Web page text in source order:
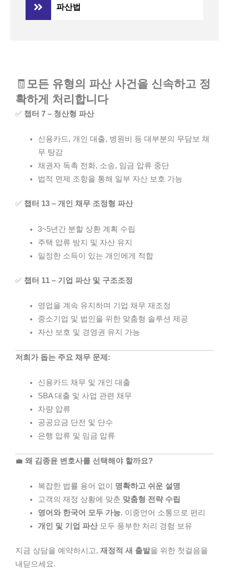
파산법
🧾 모든 유형의 파산 사건을 신속하고 정
확하게 처리합니다
✅ 챕터 7 – 청산형 파산
신용카드, 개인 대출, 병원비 등 대부분의 무담보 채
무 탕감
채권자 독촉 전화, 소송, 임금 압류 중단
법적 면제 조항을 통해 일부 자산 보호 가능
✅ 챕터 13 – 개인 채무 조정형 파산
3~5년간 분할 상환 계획 수립
주택 압류 방지 및 자산 유지
일정한 소득이 있는 개인에게 적합
✅ 챕터 11 – 기업 파산 및 구조조정
영업을 계속 유지하며 기업 채무 재조정
중소기업 및 법인을 위한 맞춤형 솔루션 제공
자산 보호 및 경영권 유지 가능
저희가 돕는 주요 채무 문제:
신용카드 채무 및 개인 대출
SBA 대출 및 사업 관련 채무
차량 압류
공공요금 단전 및 단수
은행 압류 및 임금 압류
💼 왜 김종윤 변호사를 선택해야 할까요?
복잡한 법률 용어 없이 명확하고 쉬운 설명
고객의 재정 상황에 맞춘 맞춤형 전략 수립
영어와 한국어 모두 가능, 이중언어 소통으로 편리
개인 및 기업 파산모두 풍부한 처리 경험 보유
지금 상담을 예약하시고, 재정적 새 출발을 위한 첫걸음을
내딛으세요.